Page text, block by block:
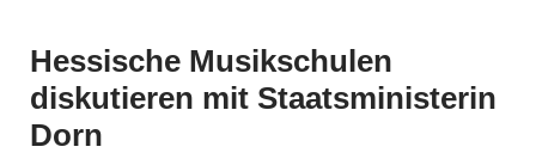
Hessische Musikschulen
diskutieren mit Staatsministerin
Dorn